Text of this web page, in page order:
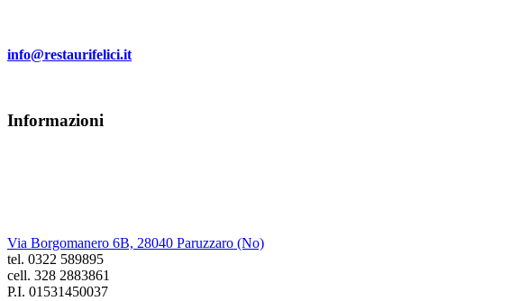
info@restaurifelici.it
Informazioni
Via Borgomanero 6B, 28040 Paruzzaro (No)
tel. 0322 589895
cell. 328 2883861
P.I. 01531450037